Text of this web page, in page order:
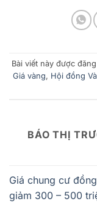
Bài viết này được
Giá vàng, Hội đồng
BÁO THỊ
Giá chung cư
giảm 300 – 500